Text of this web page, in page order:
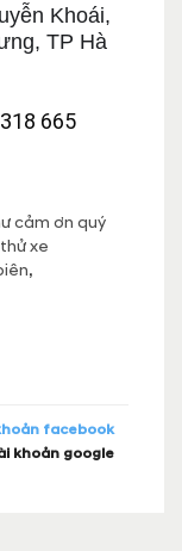
Khoái,
TP Hà
665
cảm ơn quý
xe
,
facebook
khoản google